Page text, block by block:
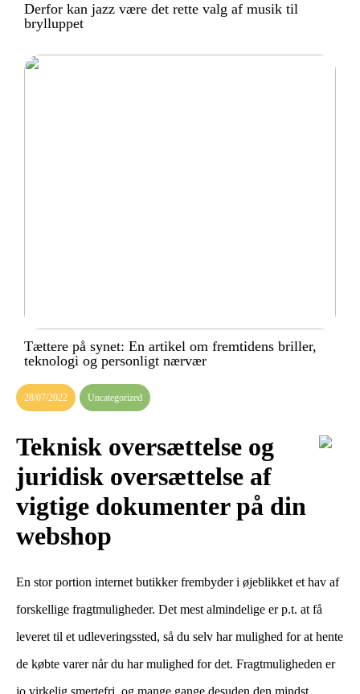
Derfor kan jazz være det rette valg af musik til
brylluppet
Tættere på synet: En artikel om fremtidens briller,
teknologi og personligt nærvær
28/07/2022 Uncategorized
Teknisk oversættelse og
juridisk oversættelse af
vigtige dokumenter på din
webshop
En stor portion internet butikker frembyder i øjeblikket et hav af
forskellige fragtmuligheder. Det mest almindelige er p.t. at få
leveret til et udleveringssted, så du selv har mulighed for at hente
de købte varer når du har mulighed for det. Fragtmuligheden er
jo virkelig smertefri, og mange gange desuden den mindst